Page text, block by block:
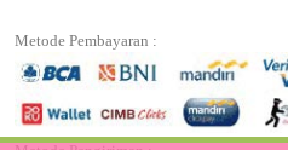
Metode Pembayaran :